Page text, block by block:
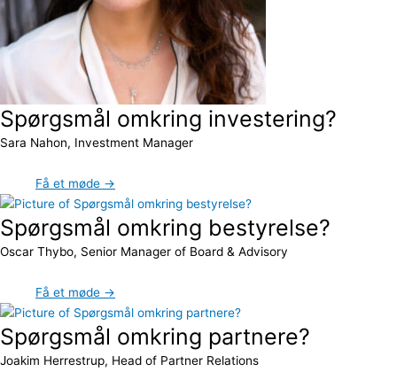
Spørgsmål omkring investering?
Sara Nahon, Investment Manager
Få et møde →
Spørgsmål omkring bestyrelse?
Oscar Thybo, Senior Manager of Board & Advisory
Få et møde →
Spørgsmål omkring partnere?
Joakim Herrestrup, Head of Partner Relations